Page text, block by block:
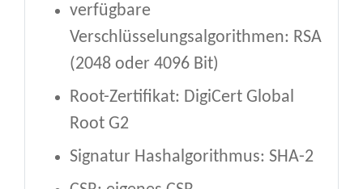
verfügbare
Verschlüsselungsalgorithmen: RSA
(2048 oder 4096 Bit)
Root-Zertifikat: DigiCert Global
Root G2
Signatur Hashalgorithmus: SHA-2